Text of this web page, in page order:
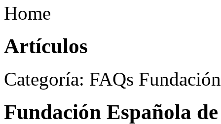
Home
Artículos
Categoría: FAQs Fundación
Fundación Española